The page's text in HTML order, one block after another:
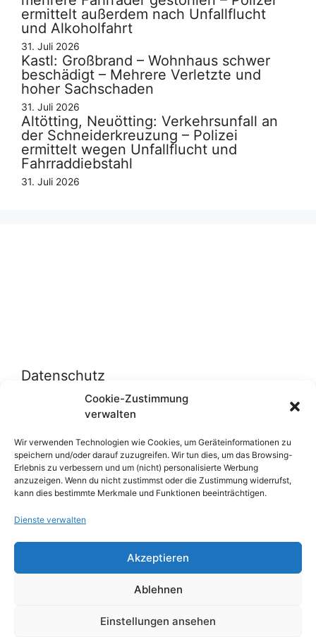
Cookie-Zustimmung
verwalten
Wir verwenden Technologien wie Cookies, um Geräteinformationen zu
speichern und/oder darauf zuzugreifen. Wir tun dies, um das Browsing-
Erlebnis zu verbessern und um (nicht) personalisierte Werbung
anzuzeigen. Wenn du nicht zustimmst oder die Zustimmung widerrufst,
kann dies bestimmte Merkmale und Funktionen beeinträchtigen.
Dienste verwalten
Akzeptieren
Ablehnen
Einstellungen ansehen
ermittelt außerdem nach Unfallflucht
und Alkoholfahrt
31. Juli 2026
Kastl: Großbrand – Wohnhaus schwer
beschädigt – Mehrere Verletzte und
hoher Sachschaden
31. Juli 2026
Altötting, Neuötting: Verkehrsunfall an
der Schneiderkreuzung – Polizei
ermittelt wegen Unfallflucht und
Fahrraddiebstahl
31. Juli 2026
Datenschutz
Datenschutzerklärung
Cookie-Richtlinie (EU)
Über uns
Impressum
Werben auf inn-sider
Einkaufen bei INN-SIDER-Partnern